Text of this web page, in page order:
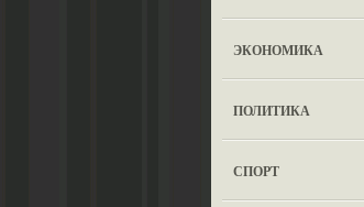
ЭКОНОМИКА
ПОЛИТИКА
СПОРТ